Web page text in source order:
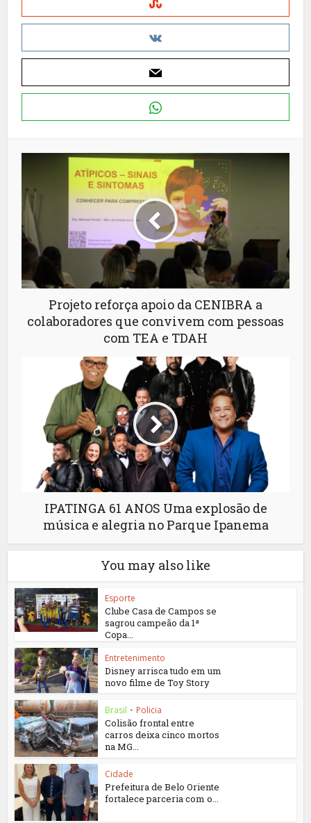
Projeto reforça apoio da CENIBRA a
colaboradores que convivem com pessoas
com TEA e TDAH
IPATINGA 61 ANOS Uma explosão de
música e alegria no Parque Ipanema
You may also like
Esporte
Clube Casa de Campos se
sagrou campeão da 1ª
Copa...
Entretenimento
Disney arrisca tudo em um
novo filme de Toy Story
Brasil • Policia
Colisão frontal entre
carros deixa cinco mortos
na MG...
Cidade
Prefeitura de Belo Oriente
fortalece parceria com o...